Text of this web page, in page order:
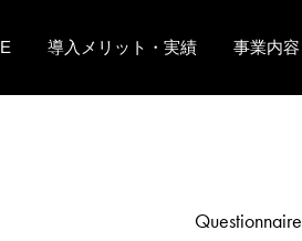
導入メリット・実績 事業内容
Questionnaire